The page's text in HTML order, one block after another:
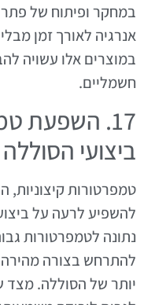
במחקר ופיתוח של
אנרגיה לאורך זמן
במוצרים אלו עשויה
חשמליים.
17. השפעת
ביצועי הסוללה
טמפרטורות קיצוניות,
להשפיע לרעה על
נתונה לטמפרטורות
להתרחש בצורה
יותר של הסוללה. מצד